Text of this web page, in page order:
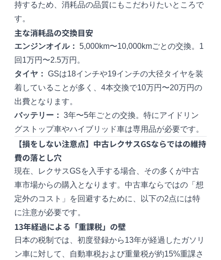
持するため、消耗品の品質にもこだわりたいところで
す。
主な消耗品の交換目安
エンジンオイル： 5,000km〜10,000kmごとの交換。1
回1万円〜2.5万円。
タイヤ： GSは18インチや19インチの大径タイヤを装
着していることが多く、4本交換で10万円〜20万円の
出費となります。
バッテリー： 3年〜5年ごとの交換。特にアイドリン
グストップ車やハイブリッド車は専用品が必要です。
【損をしない注意点】中古レクサスGSならではの維持
費の落とし穴
現在、レクサスGSを入手する場合、その多くが中古
車市場からの購入となります。中古車ならではの「想
定外のコスト」を回避するために、以下の2点には特
に注意が必要です。
13年経過による「重課税」の壁
日本の税制では、初度登録から13年が経過したガソリ
ン車に対して、自動車税および重量税が約15%重課さ